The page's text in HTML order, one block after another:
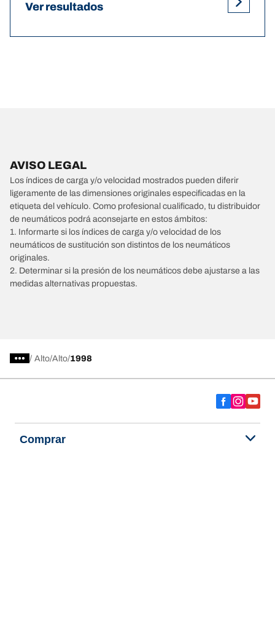
Ver resultados
AVISO LEGAL
Los índices de carga y/o velocidad mostrados pueden diferir
ligeramente de las dimensiones originales especificadas en la
etiqueta del vehículo. Como profesional cualificado, tu distribuidor
de neumáticos podrá aconsejarte en estos ámbitos:
1. Informarte si los índices de carga y/o velocidad de los
neumáticos de sustitución son distintos de los neumáticos
originales.
2. Determinar si la presión de los neumáticos debe ajustarse a las
medidas alternativas propuestas.
/ Alto Alto 1998
Comprar